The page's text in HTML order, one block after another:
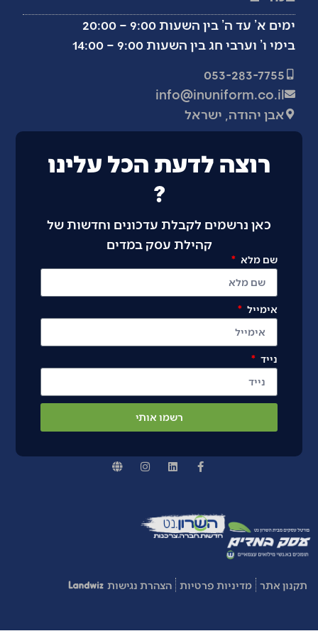
ימים א’ עד ה’ בין השעות 9:00 – 20:00
בימי ו’ וערבי חג בין השעות 9:00 – 14:00
053-283-7755
info@inuniform.co.il
אבן יהודה, ישראל
רוצה לדעת הכל עלינו
?
כאן נרשמים לקבלת עדכונים וחדשות של
קהילת עסק במדים
שם מלא
אימייל
נייד
רשמו אותי
תקנון אתר מדיניות פרטיות הצהרת נגישות